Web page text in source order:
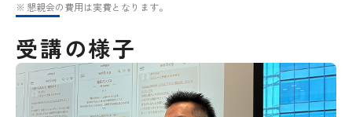
懇親会の費用は実費となります。
受講の様子